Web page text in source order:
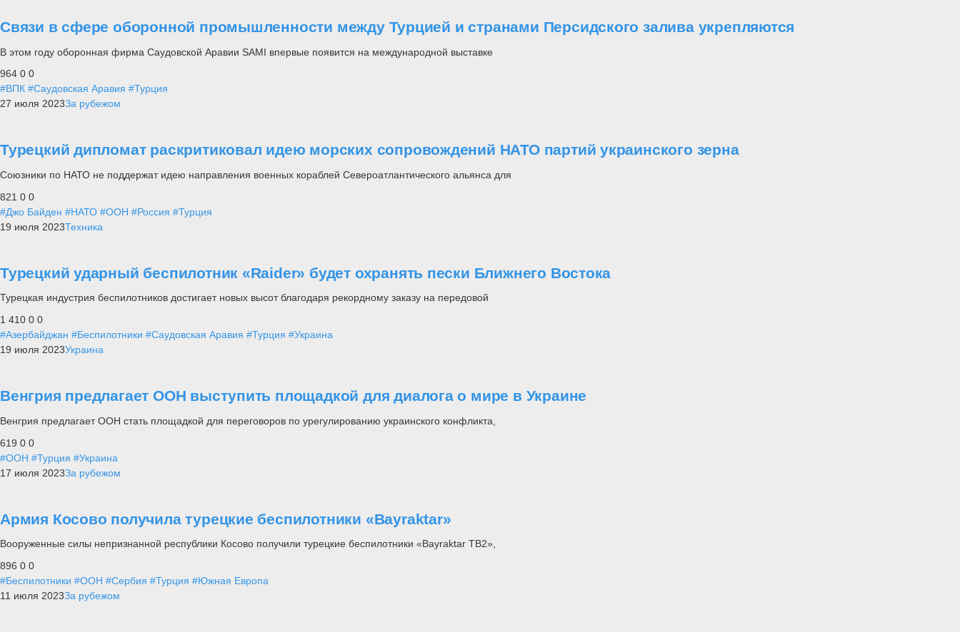
Связи в сфере оборонной промышленности между Турцией и странами Персидского залива укрепляются
В этом году оборонная фирма Саудовской Аравии SAMI впервые появится на международной выставке
964 0 0
#ВПК #Саудовская Аравия #Турция
27 июля 2023За рубежом
Турецкий дипломат раскритиковал идею морских сопровождений НАТО партий украинского зерна
Союзники по НАТО не поддержат идею направления военных кораблей Североатлантического альянса для
821 0 0
#Джо Байден #НАТО #ООН #Россия #Турция
19 июля 2023Техника
Турецкий ударный беспилотник «Raider» будет охранять пески Ближнего Востока
Турецкая индустрия беспилотников достигает новых высот благодаря рекордному заказу на передовой
1 410 0 0
#Азербайджан #Беспилотники #Саудовская Аравия #Турция #Украина
19 июля 2023Украина
Венгрия предлагает ООН выступить площадкой для диалога о мире в Украине
Венгрия предлагает ООН стать площадкой для переговоров по урегулированию украинского конфликта,
619 0 0
#ООН #Турция #Украина
17 июля 2023За рубежом
Армия Косово получила турецкие беспилотники «Bayraktar»
Вооруженные силы непризнанной республики Косово получили турецкие беспилотники «Bayraktar TB2»,
896 0 0
#Беспилотники #ООН #Сербия #Турция #Южная Европа
11 июля 2023За рубежом